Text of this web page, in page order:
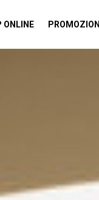
ONLINE PROMOZIONI